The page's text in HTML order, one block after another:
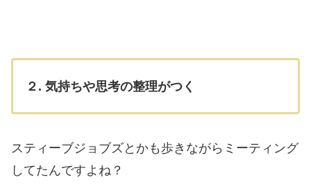
２. 気持ちや思考の整理がつく
スティーブジョブズとかも歩きながらミーティング
してたんですよね？